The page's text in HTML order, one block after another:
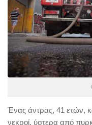
Ένας άντρας, 41 ετών,
νεκροί, ύστερα από